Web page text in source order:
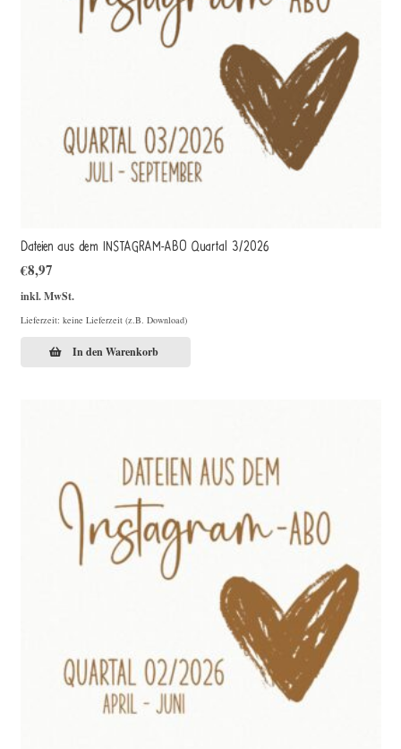
Dateien aus dem INSTAGRAM-ABO Quartal 3/2026
€8,97
inkl. MwSt.
Lieferzeit: keine Lieferzeit (z.B. Download)
In den Warenkorb